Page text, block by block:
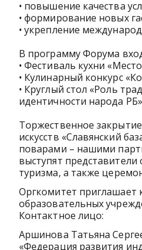
• повышение качества
• формирование новых
• укрепление
В программу Форума
• Фестиваль кухни
• Кулинарный конкурс
• Круглый стол «Роль
идентичности народа
Торжественное
искусств «Славянский
поварами – нашими
выступят
туризма, а также
Оргкомитет приглашает
образовательных
Контактное лицо:
Аршинова Татьяна
«Федерация развития